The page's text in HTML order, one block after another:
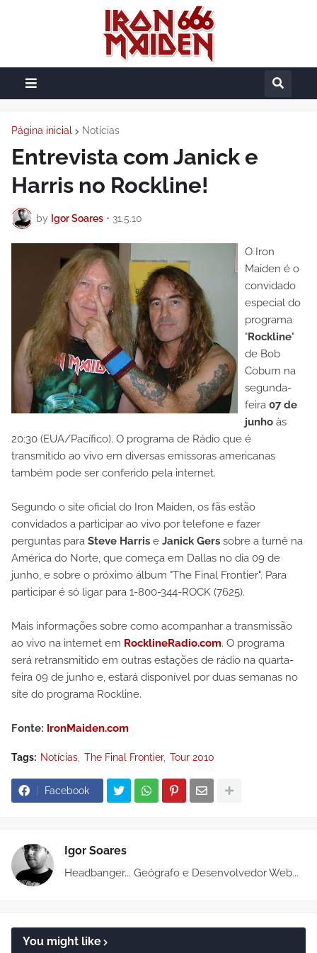
Página inicial Notícias
Entrevista com Janick e
Harris no Rockline!
by Igor Soares • 31.5.10
O Iron
Maiden é o
convidado
especial do
programa
"Rockline"
de Bob
Coburn na
segunda-
feira 07 de
junho às
20:30 (EUA/Pacífico). O programa de Rádio que é
transmitido ao vivo em diversas emissoras americanas
também pode ser conferido pela internet.
Segundo o site oficial do Iron Maiden, os fãs estão
convidados a participar ao vivo por telefone e fazer
perguntas para Steve Harris e Janick Gers sobre a turnê na
América do Norte, que começa em Dallas no dia 09 de
junho, e sobre o próximo álbum "The Final Frontier". Para
participar é só ligar para 1-800-344-ROCK (7625).
Mais informações sobre como acompanhar a transmissão
ao vivo na internet em RocklineRadio.com. O programa
será retransmitido em outras estações de rádio na quarta-
feira 09 de junho e, estará disponível por duas semanas no
site do programa Rockline.
Fonte: IronMaiden.com
Tags: Notícias The Final Frontier Tour 2010
Facebook
Igor Soares
Headbanger... Geógrafo e Desenvolvedor Web...
You might like